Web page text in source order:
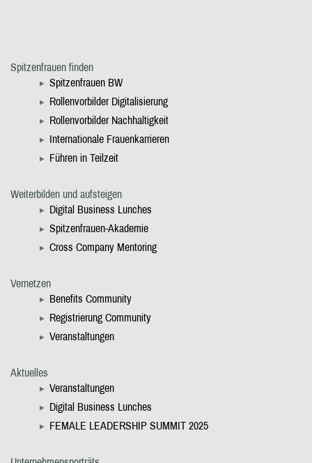
Spitzenfrauen finden
Spitzenfrauen BW
Rollenvorbilder Digitalisierung
Rollenvorbilder Nachhaltigkeit
Internationale Frauenkarrieren
Führen in Teilzeit
Weiterbilden und aufsteigen
Digital Business Lunches
Spitzenfrauen-Akademie
Cross Company Mentoring
Vernetzen
Benefits Community
Registrierung Community
Veranstaltungen
Aktuelles
Veranstaltungen
Digital Business Lunches
FEMALE LEADERSHIP SUMMIT 2025